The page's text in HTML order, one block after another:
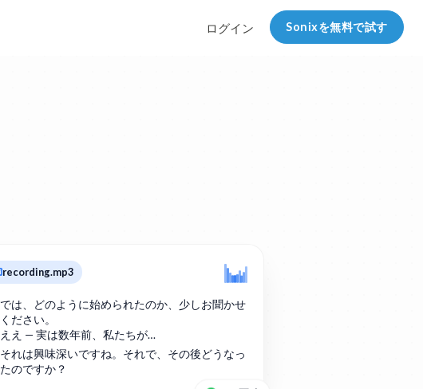
ログイン Sonixを無料で試す
recording.mp3
では、どのように始められたのか、少しお聞かせ
ください。
ええ — 実は数年前、私たちが…
それは興味深いですね。それで、その後どうなっ
たのですか？